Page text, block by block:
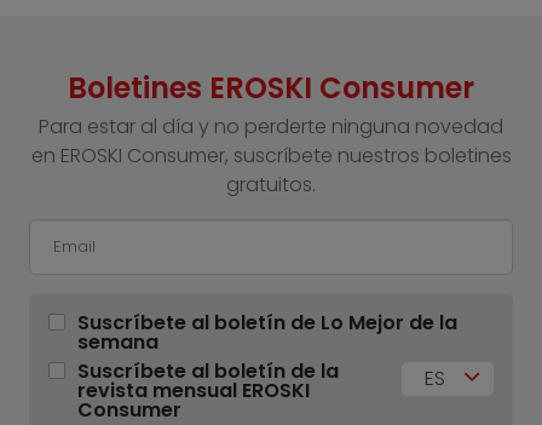
Boletines EROSKI Consumer
Para estar al día y no perderte ninguna novedad
en EROSKI Consumer, suscríbete nuestros boletines
gratuitos.
Suscríbete al boletín de Lo Mejor de la
semana
Suscríbete al boletín de la
revista mensual EROSKI
Consumer
ES